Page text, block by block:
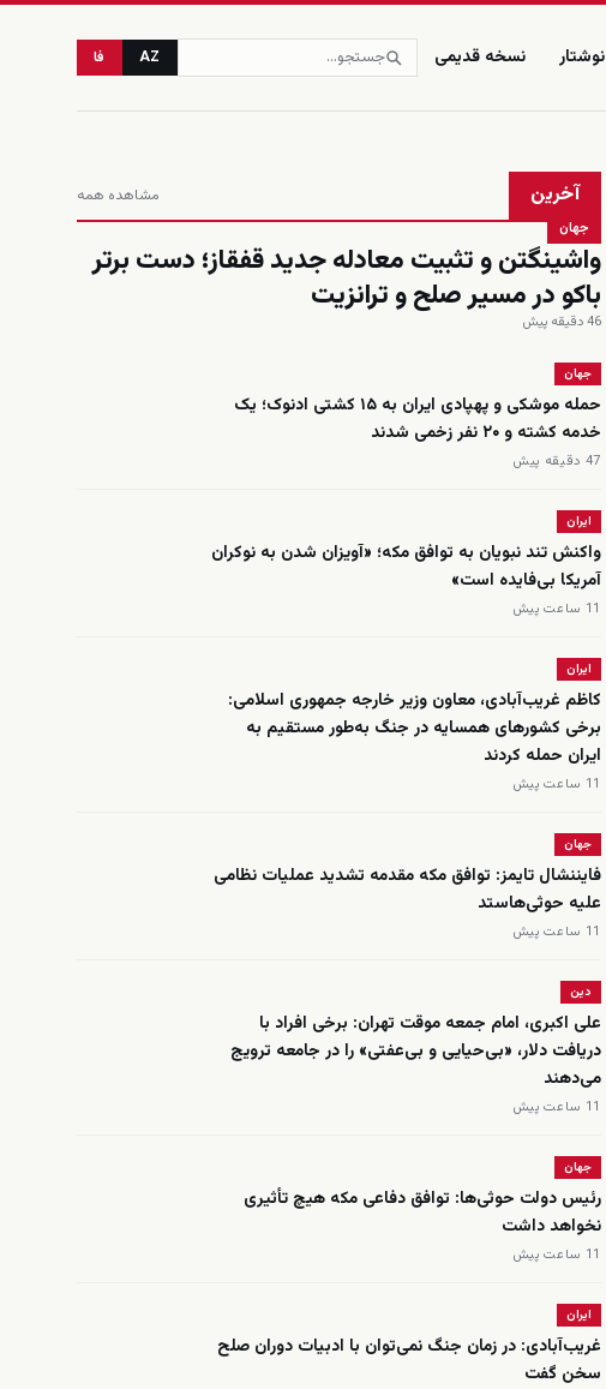
نوشتار نسخه قدیمی AZ فا
زنده
آخرین مشاهده همه
جهان
واشینگتن و تثبیت معادله جدید قفقاز؛ دست برتر
باکو در مسیر صلح و ترانزیت
46 دقیقه پیش
جهان
حمله موشکی و پهپادی ایران به ۱۵ کشتی ادنوک؛ یک
خدمه کشته و ۲۰ نفر زخمی شدند
47 دقیقه پیش
ایران
واکنش تند نبویان به توافق مکه؛ «آویزان شدن به نوکران
آمریکا بی‌فایده است»
11 ساعت پیش
ایران
کاظم غریب‌آبادی، معاون وزیر خارجه جمهوری اسلامی:
برخی کشورهای همسایه در جنگ به‌طور مستقیم به
ایران حمله کردند
11 ساعت پیش
جهان
فایننشال تایمز: توافق مکه مقدمه تشدید عملیات نظامی
علیه حوثی‌هاستد
11 ساعت پیش
دین
علی اکبری، امام جمعه موقت تهران: برخی افراد با
دریافت دلار، «بی‌حیایی و بی‌عفتی» را در جامعه ترویج
می‌دهند
11 ساعت پیش
جهان
رئیس دولت حوثی‌ها: توافق دفاعی مکه هیچ تأثیری
نخواهد داشت
11 ساعت پیش
ایران
غریب‌آبادی: در زمان جنگ نمی‌توان با ادبیات دوران صلح
سخن گفت